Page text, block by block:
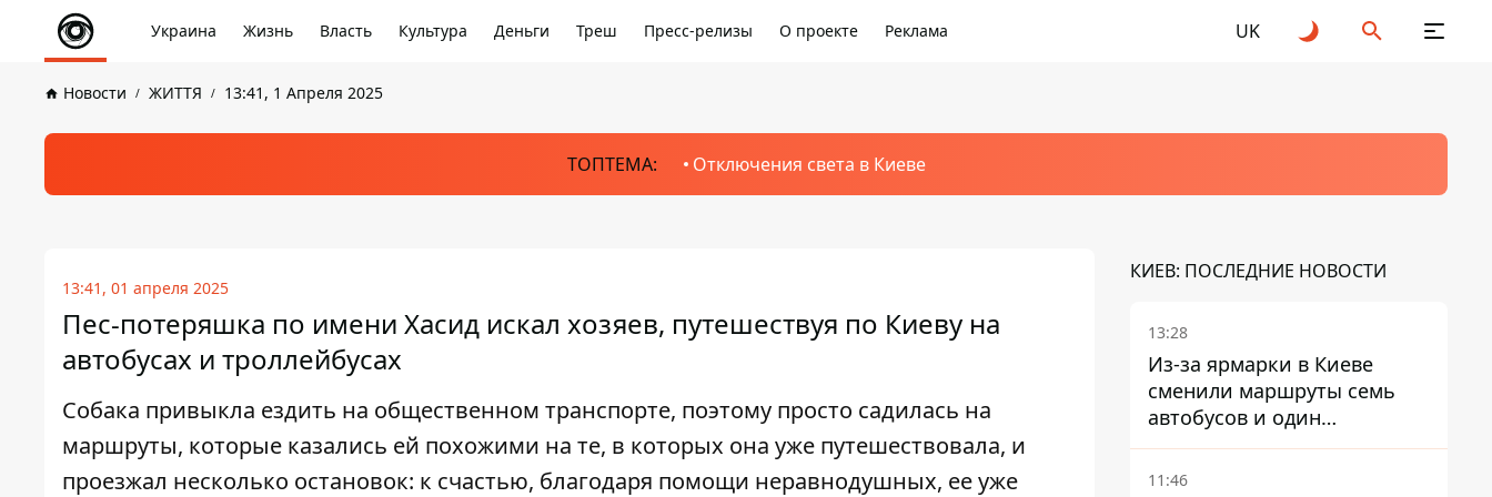
Украина Жизнь Власть Культура Деньги Треш Пресс-релизы О проекте Реклама UK
Новости ЖИТТЯ 13:41, 1 Апреля 2025
ТОПТЕМА: Отключения света в Киеве
13:41, 01 апреля 2025
Пес-потеряшка по имени Хасид искал хозяев, путешествуя по Киеву на
автобусах и троллейбусах
Собака привыкла ездить на общественном транспорте, поэтому просто садилась на
маршруты, которые казались ей похожими на те, в которых она уже путешествовала, и
проезжал несколько остановок: к счастью, благодаря помощи неравнодушных, ее уже
КИЕВ: ПОСЛЕДНИЕ НОВОСТИ
13:28
Из-за ярмарки в Киеве
сменили маршруты семь
автобусов и один
троллейбус
11:46